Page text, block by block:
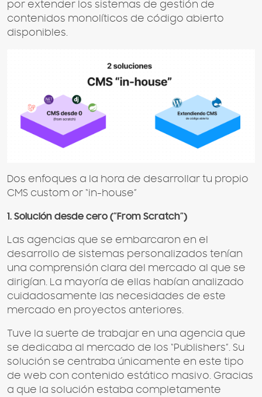
por extender los sistemas de gestión de
contenidos monolíticos de código abierto
disponibles.
Dos enfoques a la hora de desarrollar tu propio
CMS custom or “in-house”
1. Solución desde cero (”From Scratch”)
Las agencias que se embarcaron en el
desarrollo de sistemas personalizados tenían
una comprensión clara del mercado al que se
dirigían. La mayoría de ellas habían analizado
cuidadosamente las necesidades de este
mercado en proyectos anteriores.
Tuve la suerte de trabajar en una agencia que
se dedicaba al mercado de los “Publishers”. Su
solución se centraba únicamente en este tipo
de web con contenido estático masivo. Gracias
a que la solución estaba completamente